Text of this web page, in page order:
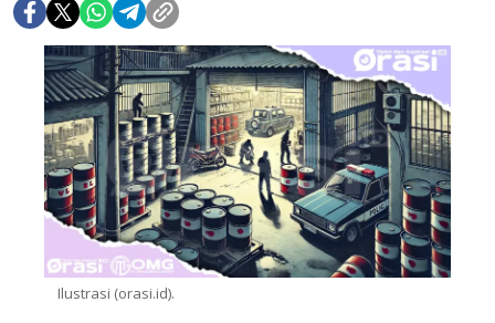
Ilustrasi (orasi.id).